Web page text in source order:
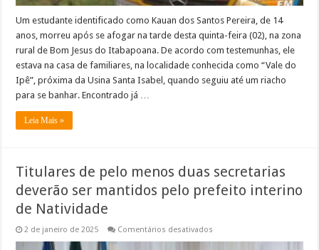
Um estudante identificado como Kauan dos Santos Pereira, de 14
anos, morreu após se afogar na tarde desta quinta-feira (02), na zona
rural de Bom Jesus do Itabapoana. De acordo com testemunhas, ele
estava na casa de familiares, na localidade conhecida como “Vale do
Ipê”, próxima da Usina Santa Isabel, quando seguiu até um riacho
para se banhar. Encontrado já …
Leia Mais »
Titulares de pelo menos duas secretarias
deverão ser mantidos pelo prefeito interino
de Natividade
2 de janeiro de 2025 Comentários desativados